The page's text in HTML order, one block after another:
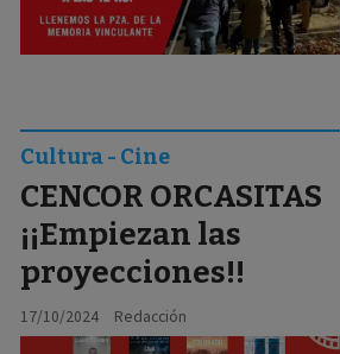
CENCOR ORCASITAS
¡¡Empiezan las
proyecciones!!
Redacción
Cultura - Cine
17/10/2024